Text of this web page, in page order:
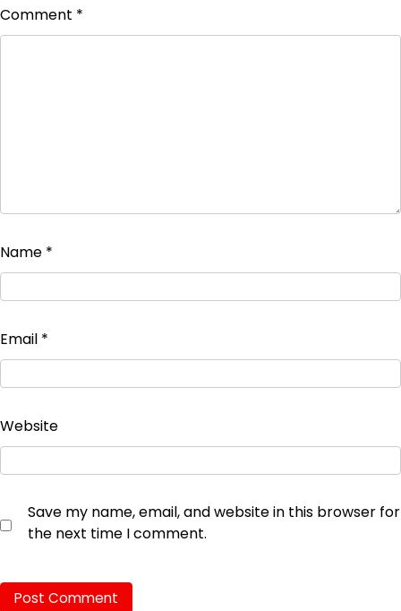
Comment *
Name *
Email *
Website
Save my name, email, and website in this browser for
the next time I comment.